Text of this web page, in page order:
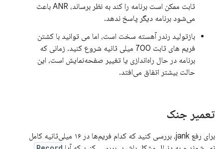
ثابت ممکن است برنامه را کند به نظر برساند، ANR باعث
می‌شود برنامه دیگر پاسخ ندهد.
بازتولید رندر آهسته سخت است، اما می توانید با کشتن
فریم های ثابت 700 میلی ثانیه شروع کنید. زمانی که
برنامه در حال راه‌اندازی یا تغییر صفحه‌نمایش است، این
حالت بیشتر اتفاق می‌افتد.
تعمیر جنک
برای رفع jank، بررسی کنید که کدام فریم‌ها در ۱۶ میلی‌ثانیه کامل